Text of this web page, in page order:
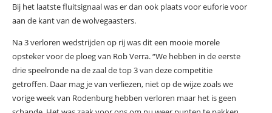
Bij het laatste fluitsignaal was er dan ook plaats voor euforie voor
aan de kant van de wolvegaasters.
Na 3 verloren wedstrijden op rij was dit een mooie morele
opsteker voor de ploeg van Rob Verra. “We hebben in de eerste
drie speelronde na de zaal de top 3 van deze competitie
getroffen. Daar mag je van verliezen, niet op de wijze zoals we
vorige week van Rodenburg hebben verloren maar het is geen